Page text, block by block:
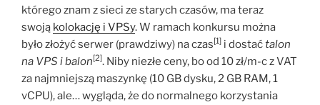
którego znam z sieci ze starych czasów, ma teraz
swoją kolokację i VPSy. W ramach konkursu można
było złożyć serwer (prawdziwy) na czas[1] i dostaćtalon
na VPS i balon[2]. Niby niezłe ceny, bo od 10 zł/m-c z VAT
za najmniejszą maszynkę (10 GB dysku, 2 GB RAM, 1
vCPU), ale… wygląda, że do normalnego korzystania